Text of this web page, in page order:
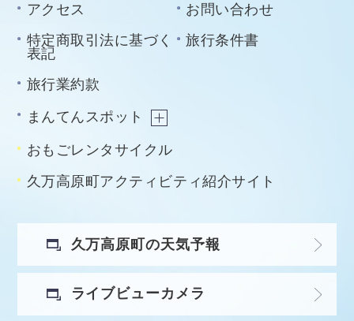
アクセス
お問い合わせ
特定商取引法に基づく
表記
旅行条件書
旅行業約款
まんてんスポット
おもごレンタサイクル
久万高原町アクティビティ紹介サイト
久万高原町の天気予報
ライブビューカメラ